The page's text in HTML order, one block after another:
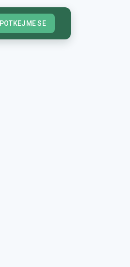
POTKEJME SE